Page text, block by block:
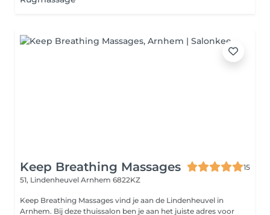
Keep Breathing Massages
15
51, Lindenheuvel Arnhem 6822KZ
Keep Breathing Massages vind je aan de Lindenheuvel in
Arnhem. Bij deze thuissalon ben je aan het juiste adres voor